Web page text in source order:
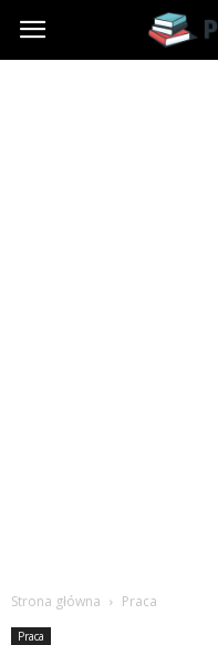
Pouczyc.pl
Strona główna Praca
Praca